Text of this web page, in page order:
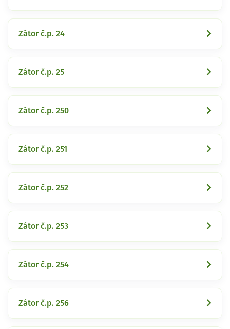
Zátor č.p. 24
Zátor č.p. 25
Zátor č.p. 250
Zátor č.p. 251
Zátor č.p. 252
Zátor č.p. 253
Zátor č.p. 254
Zátor č.p. 256